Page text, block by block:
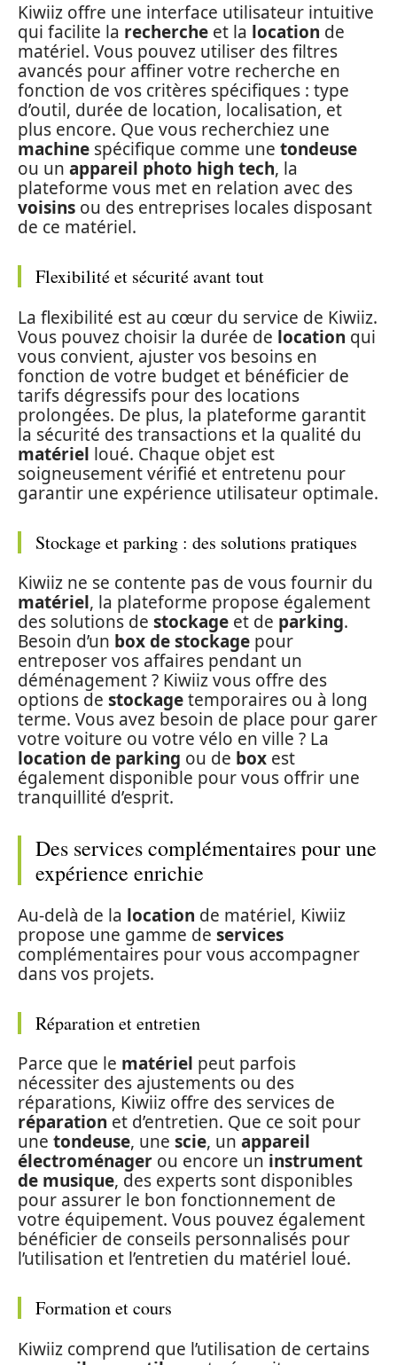
Kiwiiz offre une interface utilisateur intuitive
qui facilite la recherche et la location de
matériel. Vous pouvez utiliser des filtres
avancés pour affiner votre recherche en
fonction de vos critères spécifiques : type
d’outil, durée de location, localisation, et
plus encore. Que vous recherchiez une
machine spécifique comme une tondeuse
ou un appareil photo high tech, la
plateforme vous met en relation avec des
voisins ou des entreprises locales disposant
de ce matériel.
Flexibilité et sécurité avant tout
La flexibilité est au cœur du service de Kiwiiz.
Vous pouvez choisir la durée de location qui
vous convient, ajuster vos besoins en
fonction de votre budget et bénéficier de
tarifs dégressifs pour des locations
prolongées. De plus, la plateforme garantit
la sécurité des transactions et la qualité du
matériel loué. Chaque objet est
soigneusement vérifié et entretenu pour
garantir une expérience utilisateur optimale.
Stockage et parking : des solutions pratiques
Kiwiiz ne se contente pas de vous fournir du
matériel, la plateforme propose également
des solutions de stockage et de parking.
Besoin d’un box de stockage pour
entreposer vos affaires pendant un
déménagement ? Kiwiiz vous offre des
options de stockagetemporaires ou à long
terme. Vous avez besoin de place pour garer
votre voiture ou votre vélo en ville ? La
location de parking ou de box est
également disponible pour vous offrir une
tranquillité d’esprit.
Des services complémentaires pour une
expérience enrichie
Au-delà de la location de matériel, Kiwiiz
propose une gamme de services
complémentaires pour vous accompagner
dans vos projets.
Réparation et entretien
Parce que le matériel peut parfois
nécessiter des ajustements ou des
réparations, Kiwiiz offre des services de
réparation et d’entretien. Que ce soit pour
une tondeuse, une scie, un appareil
électroménager ou encore un instrument
de musique, des experts sont disponibles
pour assurer le bon fonctionnement de
votre équipement. Vous pouvez également
bénéficier de conseils personnalisés pour
l’utilisation et l’entretien du matériel loué.
Formation et cours
Kiwiiz comprend que l’utilisation de certains